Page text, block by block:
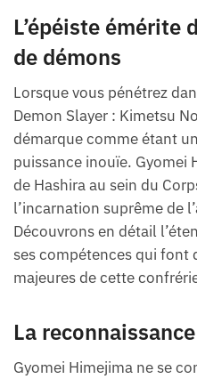
L’épéiste émérite
de démons
Lorsque vous pénétrez
Demon Slayer : Kimetsu
démarque comme étant
puissance inouïe.
de Hashira au sein du
l’incarnation suprême de
Découvrons en détail
ses compétences qui font
majeures de cette
La
Gyomei Himejima ne se